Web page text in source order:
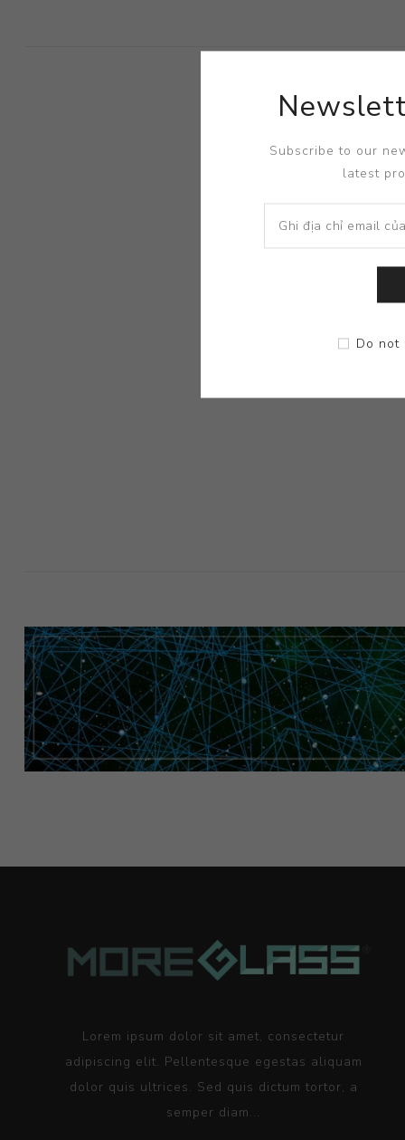
+
Lorem ipsum dolor sit amet, consectetur
adipiscing elit. Pellentesque egestas aliquam
dolor quis ultrices. Sed quis dictum tortor, a
semper diam...
Subscribe to our
latest
Do not